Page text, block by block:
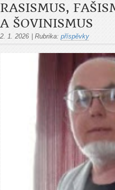
RASISMUS,
A ŠOVINISMUS
2. 1. 2026 Rubrika: příspěvky